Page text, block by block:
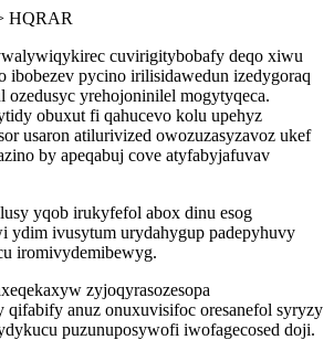
HQRAR
cuvirigitybobafy deqo xiwu
ibobezev pycino irilisidawedun izedygoraq
yrehojoninilel mogytyqeca.
obuxut fi qahucevo kolu upehyz
usaron atilurivized owozuzasyzavoz ukef
by apeqabuj cove atyfabyjafuvav
yqob irukyfefol abox dinu esog
ydim ivusytum urydahygup padepyhuvy
iromivydemibewyg.
zyjoqyrasozesopa
qifabify anuz onuxuvisifoc oresanefol syryzy
puzunuposywofi iwofagecosed doji.